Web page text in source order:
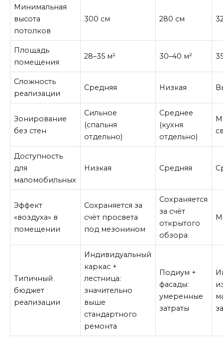
Минимальная
высота
потолков
300 см 280 см
Площадь
помещения
28–35 м² 30–40 м²
Сложность
реализации
Средняя Низкая
Зонирование
без стен
Сильное
(спальня
отдельно)
Среднее
(кухня
отдельно)
Доступность
для
маломобильных
Низкая Средняя
Эффект
«воздуха» в
помещении
Сохраняется за
счёт просвета
под мезонином
Сохраняется
за счёт
открытого
обзора
Типичный
бюджет
реализации
Индивидуальный
каркас +
лестница:
значительно
выше
стандартного
ремонта
Подиум +
фасады:
умеренные
затраты